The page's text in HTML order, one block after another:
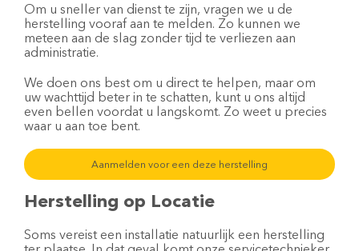
Om u sneller van dienst te zijn, vragen we u de
herstelling vooraf aan te melden. Zo kunnen we
meteen aan de slag zonder tijd te verliezen aan
administratie.
We doen ons best om u direct te helpen, maar om
uw wachttijd beter in te schatten, kunt u ons altijd
even bellen voordat u langskomt. Zo weet u precies
waar u aan toe bent.
Aanmelden voor een deze herstelling
Herstelling op Locatie
Soms vereist een installatie natuurlijk een herstelling